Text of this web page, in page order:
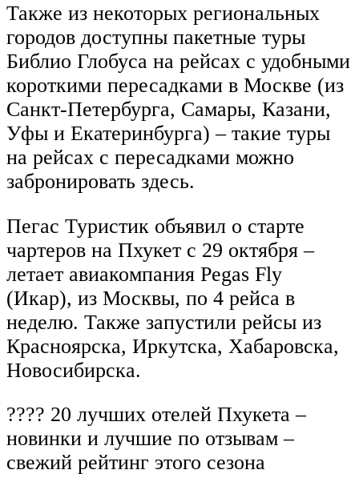
Также из некоторых региональных
городов доступны пакетные туры
Библио Глобуса на рейсах с удобными
короткими пересадками в Москве (из
Санкт-Петербурга, Самары, Казани,
Уфы и Екатеринбурга) – такие туры
на рейсах с пересадками можно
забронировать здесь.
Пегас Туристик объявил о старте
чартеров на Пхукет с 29 октября –
летает авиакомпания Pegas Fly
(Икар), из Москвы, по 4 рейса в
неделю. Также запустили рейсы из
Красноярска, Иркутска, Хабаровска,
Новосибирска.
???? 20 лучших отелей Пхукета –
новинки и лучшие по отзывам –
свежий рейтинг этого сезона